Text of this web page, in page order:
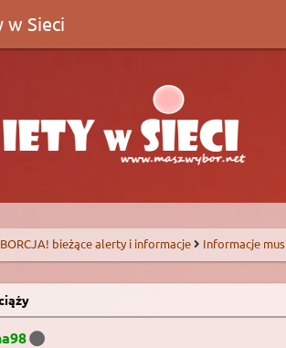
w Sieci
bieżące alerty i informacje Informacje